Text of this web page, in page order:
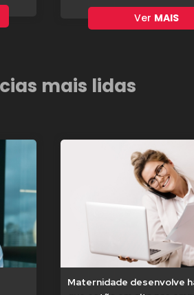
Ver MAIS
mais lidas
Maternidade desenvolve